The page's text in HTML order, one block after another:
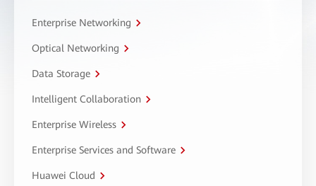
Enterprise Networking
Optical Networking
Data Storage
Intelligent Collaboration
Enterprise Wireless
Enterprise Services and Software
Huawei Cloud